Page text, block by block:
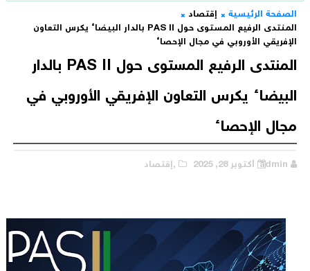
الصفحة الرئيسية
إقتصاد
المنتدى الرفيع المستوى حول PAS II بالدار البيضاء يكرس التعاون
الإفريقي الأوروبي في مجال الإحصاء
المنتدى الرفيع المستوى حول PAS II بالدار
البيضاء يكرس التعاون الإفريقي الأوروبي في
مجال الإحصاء
admin أكتوبر 28, 2025 ,إقتصاد